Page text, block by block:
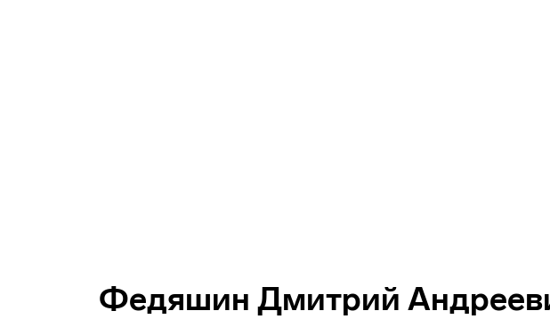
Федяшин Дмитрий